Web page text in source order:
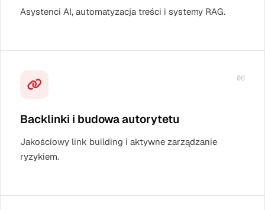
Asystenci AI, automatyzacja treści i systemy RAG.
06
Backlinki i budowa autorytetu
Jakościowy link building i aktywne zarządzanie
ryzykiem.